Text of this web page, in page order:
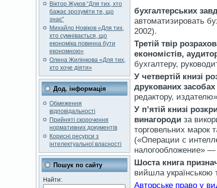
Віктор Жуков “Для тих, хто
бажає зрозуміти те, що
знає”
Михайло Новіков «Для тих,
хто сумнівається, що
економіка повинна бути
економною»
Олена Жилінкова «Для тих,
хто хоче діяти»
Дод. інформація
Обмеження
відповідальності
Прийняті скорочення
нормативних документів
Корисні ресурси з
інтелектуальної власності
Пошук по сайту
Найти:
бухгалтерських
автоматизировать
2002).
Третій твір
економістів,
бухгалтеру,
У четвертій книзі
друкованих
редактору,
У п’ятій книзі
винагороди за
торговельних марок
(«Операции с
налогообложение»
Шоста книга
вийшла українською
Авторське право у